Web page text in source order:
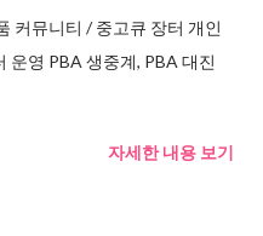
커뮤니티 / 중고큐 장터 개인
운영 PBA 생중계, PBA 대진
자세한 내용 보기